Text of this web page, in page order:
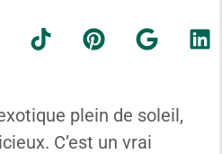
plein de soleil,
C’est un vrai